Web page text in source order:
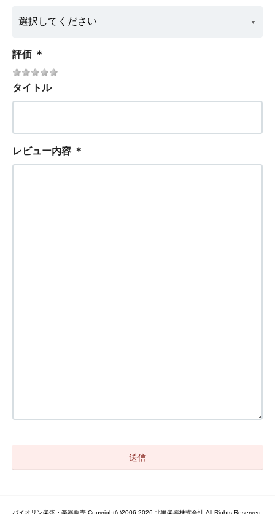
評価 ＊
タイトル
レビュー内容 ＊
バイオリン楽弦・楽器販売 Copyright(c)2006-2026 北里楽器株式会社 All Rights Reserved.